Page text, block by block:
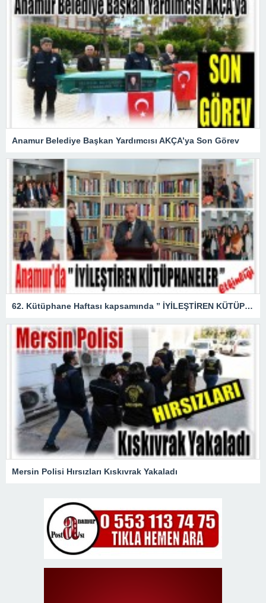
Anamur Belediye Başkan Yardımcısı AKÇA’ya Son Görev
62. Kütüphane Haftası kapsamında ” İYİLEŞTİREN KÜTÜPHANELER ” etkinliği düzenlendi.
Mersin Polisi Hırsızları Kıskıvrak Yakaladı